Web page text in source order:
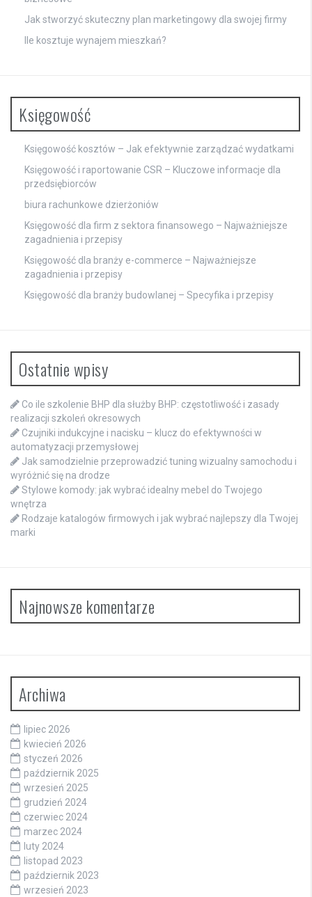
Jak stworzyć skuteczny plan marketingowy dla swojej firmy
Ile kosztuje wynajem mieszkań?
Księgowość
Księgowość kosztów – Jak efektywnie zarządzać wydatkami
Księgowość i raportowanie CSR – Kluczowe informacje dla
przedsiębiorców
biura rachunkowe dzierżoniów
Księgowość dla firm z sektora finansowego – Najważniejsze
zagadnienia i przepisy
Księgowość dla branży e-commerce – Najważniejsze
zagadnienia i przepisy
Księgowość dla branży budowlanej – Specyfika i przepisy
Ostatnie wpisy
Co ile szkolenie BHP dla służby BHP: częstotliwość i zasady
realizacji szkoleń okresowych
Czujniki indukcyjne i nacisku – klucz do efektywności w
automatyzacji przemysłowej
Jak samodzielnie przeprowadzić tuning wizualny samochodu i
wyróżnić się na drodze
Stylowe komody: jak wybrać idealny mebel do Twojego
wnętrza
Rodzaje katalogów firmowych i jak wybrać najlepszy dla Twojej
marki
Najnowsze komentarze
Archiwa
lipiec 2026
kwiecień 2026
styczeń 2026
październik 2025
wrzesień 2025
grudzień 2024
czerwiec 2024
marzec 2024
luty 2024
listopad 2023
październik 2023
wrzesień 2023